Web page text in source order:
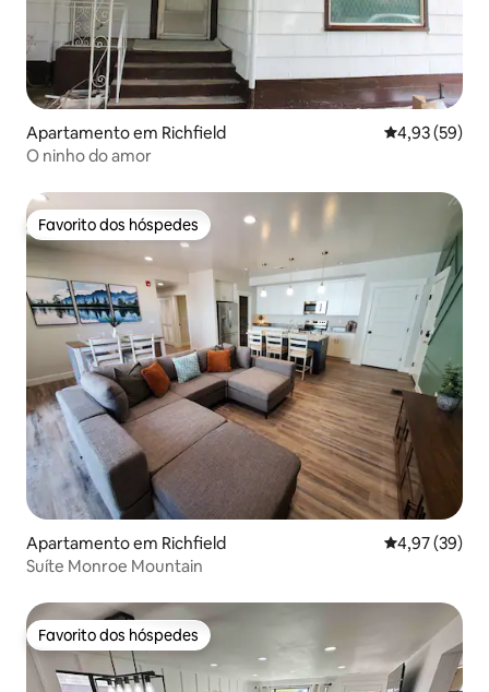
Apartamento em Richfield Classificação
4,93 (59)
O ninho do amor
Favorito dos hóspedes
Favorito dos hóspedes
Apartamento em Richfield Classificação
4,97 (39)
Suíte Monroe Mountain
Favorito dos hóspedes
Favorito dos hóspedes